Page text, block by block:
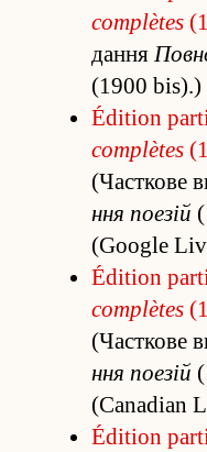
complètes
да­ння
(1900 bis).)
Édition
complètes
(Часткове
ння поезій
(Google
Édition
complètes
(Часткове
ння поезій
(Canadian
Édition